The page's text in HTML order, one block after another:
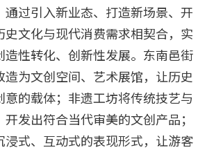
通过引入新业态、打造新场景、开
史文化与现代消费需求相契合，实
造性转化、创新性发展。东南邑街
造为文创空间、艺术展馆，让历史
意的载体；非遗工坊将传统技艺与
发出符合当代审美的文创产品；
浸式、互动式的表现形式，让游客